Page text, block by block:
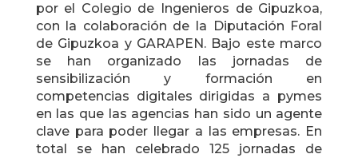
por el Colegio de Ingenieros de Gipuzkoa,
con la colaboración de la Diputación Foral
de Gipuzkoa y GARAPEN. Bajo este marco
se han organizado las jornadas de
sensibilización y formación en
competencias digitales dirigidas a pymes
en las que las agencias han sido un agente
clave para poder llegar a las empresas. En
total se han celebrado 125 jornadas de